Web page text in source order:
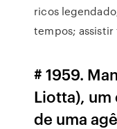
ricos
tempos;
# 1959.
Liotta),
de uma